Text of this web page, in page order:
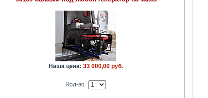
Наша цена: 33 000,00 руб.
Кол-во